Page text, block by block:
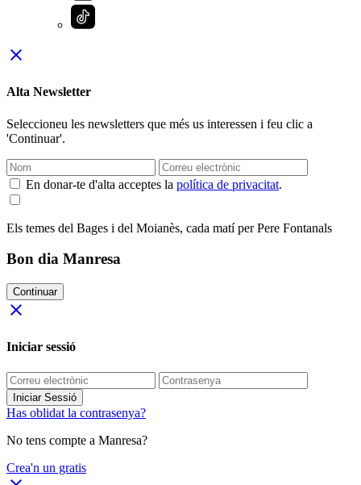
close
Alta Newsletter
Seleccioneu les newsletters que més us interessen i feu clic a
'Continuar'.
En donar-te d'alta acceptes la política de privacitat.
Els temes del Bages i del Moianès, cada matí per Pere Fontanals
Bon dia Manresa
Continuar
close
Iniciar sessió
Iniciar Sessió
Has oblidat la contrasenya?
No tens compte a Manresa?
Crea'n un gratis